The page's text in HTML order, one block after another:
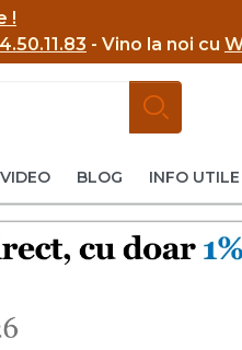
!
- Vino la noi cu
VIDEO BLOG INFO UTILE